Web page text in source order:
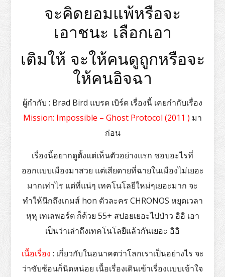
จะคิดยอมแพ้หรือจะ
เอาชนะ เลือกเอา
เติมให้ จะให้คนดูถูกหรือจะ
ให้คนอิจฉา
ผู้กำกับ : Brad Bird แบรด เบิร์ด เรื่องนี้ เคยกำกับเรื่อง
Mission: Impossible – Ghost Protocol (2011 ) มา
ก่อน
เรื่องนี้อยากดูตั้งแต่เห็นตัวอย่างแรก ชอบอะไรที่
ออกแบบเมืองมาสวย แต่เสียดายที่ฉายในเมืองไม่เยอะ
มากเท่าไร แต่ที่แน่ๆ เทคโนโลยีใหม่ๆเยอะมาก จะ
ทำให้นึกถึงเกมส์ hon ตัวละคร CHRONOS หยุดเวลา
หุหุ เทเลพอร์ต ก็ด้วย 55+ สปอยเยอะไปป่าว อิอิ เอา
เป็นว่าเล่าถึงเทคโนโลยีแล้วกันเยอะ อิอิ
เนื้อเรื่อง : เกี่ยวกับในอนาคตว่าโลกเราเป็นอย่างไร จะ
ว่าซับซ้อนก็นิดหน่อย เนื้อเรื่องเดินเข้าเรื่องแบบเข้าใจ